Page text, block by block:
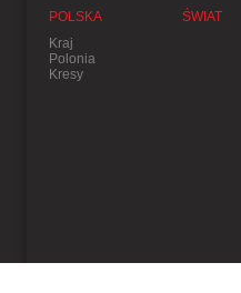
POLSKA
Kraj
Polonia
Kresy
ŚWIAT